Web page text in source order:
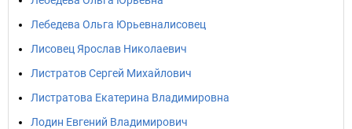
Лебедева Ольга Юрьевналисовец
Лисовец Ярослав Николаевич
Листратов Сергей Михайлович
Листратова Екатерина Владимировна
Лодин Евгений Владимирович